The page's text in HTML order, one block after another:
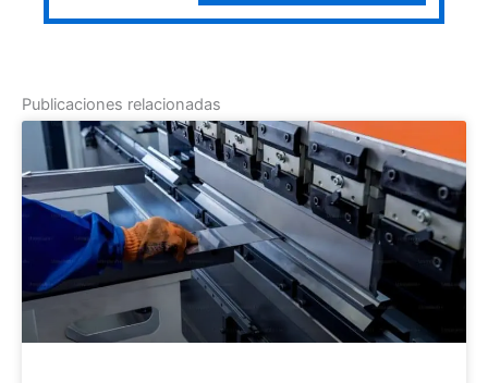
Publicaciones relacionadas